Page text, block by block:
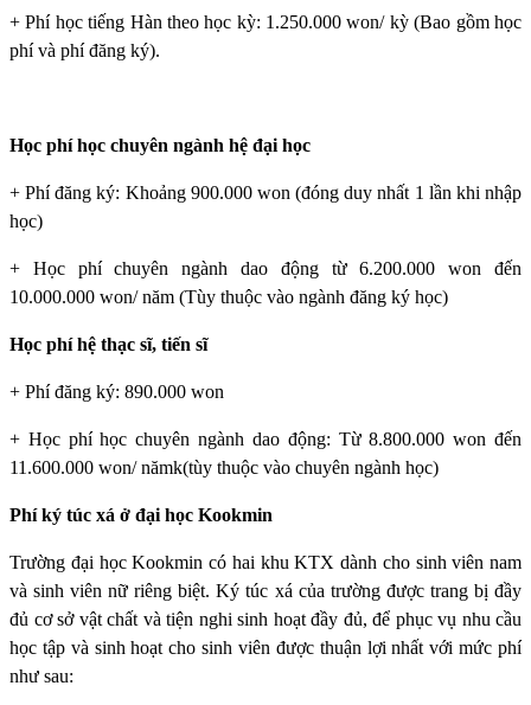
+ Phí học tiếng Hàn theo học kỳ: 1.250.000 won/ kỳ (Bao gồm học
phí và phí đăng ký).
Học phí học chuyên ngành hệ đại học
+ Phí đăng ký: Khoảng 900.000 won (đóng duy nhất 1 lần khi nhập
học)
+ Học phí chuyên ngành dao động từ 6.200.000 won đến
10.000.000 won/ năm (Tùy thuộc vào ngành đăng ký học)
Học phí hệ thạc sĩ, tiến sĩ
+ Phí đăng ký: 890.000 won
+ Học phí học chuyên ngành dao động: Từ 8.800.000 won đến
11.600.000 won/ nămk(tùy thuộc vào chuyên ngành học)
Phí ký túc xá ở đại học Kookmin
Trường đại học Kookmin có hai khu KTX dành cho sinh viên nam
và sinh viên nữ riêng biệt. Ký túc xá của trường được trang bị đầy
đủ cơ sở vật chất và tiện nghi sinh hoạt đầy đủ, để phục vụ nhu cầu
học tập và sinh hoạt cho sinh viên được thuận lợi nhất với mức phí
như sau: